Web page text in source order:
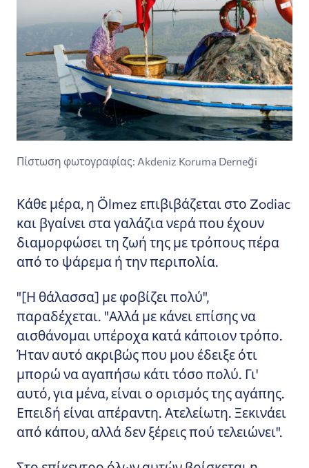
Πίστωση φωτογραφίας: Akdeniz Koruma Derneği
Κάθε μέρα, η Ölmez επιβιβάζεται στο Zodiac
και βγαίνει στα γαλάζια νερά που έχουν
διαμορφώσει τη ζωή της με τρόπους πέρα
από το ψάρεμα ή την περιπολία.
"[Η θάλασσα] με φοβίζει πολύ",
παραδέχεται. "Αλλά με κάνει επίσης να
αισθάνομαι υπέροχα κατά κάποιον τρόπο.
Ήταν αυτό ακριβώς που μου έδειξε ότι
μπορώ να αγαπήσω κάτι τόσο πολύ. Γι'
αυτό, για μένα, είναι ο ορισμός της αγάπης.
Επειδή είναι απέραντη. Ατελείωτη. Ξεκινάει
από κάπου, αλλά δεν ξέρεις πού τελειώνει".